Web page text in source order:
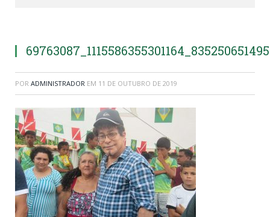
POR ADMINISTRADOR EM 11 DE OUTUBRO DE 2019